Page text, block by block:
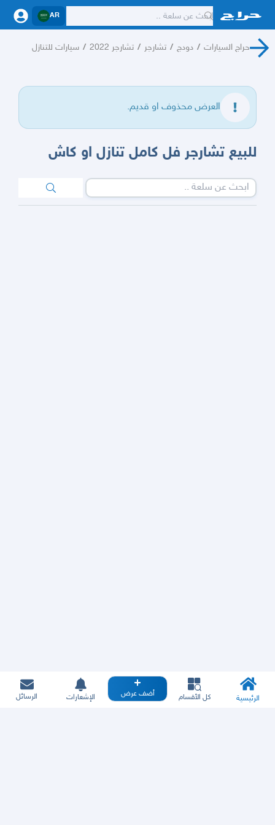
AR
حراج السيارات / دودج / تشارجر / تشارجر 2022 / سيارات للتنازل
العرض محذوف او قديم.
للبيع تشارجر فل كامل تنازل او كاش
الرئيسية كل الأقسام أضف عرض الإشعارات الرسائل